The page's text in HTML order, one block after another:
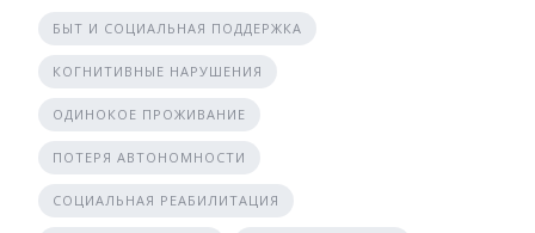
БЫТ И СОЦИАЛЬНАЯ ПОДДЕРЖКА
КОГНИТИВНЫЕ НАРУШЕНИЯ
ОДИНОКОЕ ПРОЖИВАНИЕ
ПОТЕРЯ АВТОНОМНОСТИ
СОЦИАЛЬНАЯ РЕАБИЛИТАЦИЯ